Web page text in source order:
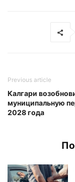
Previous article
Калгари
муниципальную
2028 года